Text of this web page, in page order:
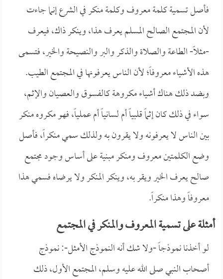
فأصل تسمية كلمة معروف وكلمة منكر في الشرع إنما جاءت
لأن المجتمع الصالح المسلم يعرف هذا، وينكر ذاك، فيعرف
-مثلاً- الطاعة والصلاة والذكر والبر والنصيحة والخير، فتسمى
هذه الأشياء معروفاً؛ لأن الناس يعرفونها في المجتمع الطيب.
وبضد ذلك هناك أشياء مكروهة كالفسوق والعصيان والإثم،
سواء في ذلك كان إثماً قلبياً أم لسانياً أم عملياً، فهو مكروه منكر
بين الناس لا يعرفونه ولا يقرون به ولذلك سمي منكراً، فأصل
وضع الكلمتين معروف ومنكر مبنية على أساس وجود مجتمع
صالح يعرف الخير ويقر به، وينكر المنكر ولا يرضاه فسمي هذا
معروفاً وهذا منكراً.
أمثلة على تسمية المعروف والمنكر في المجتمع
لو أخذنا نموذجاً -ولا شك أنه النموذج الأمثل-: نموذج
أصحاب النبي صلى الله عليه وسلم، المجتمع الأول، ذلك